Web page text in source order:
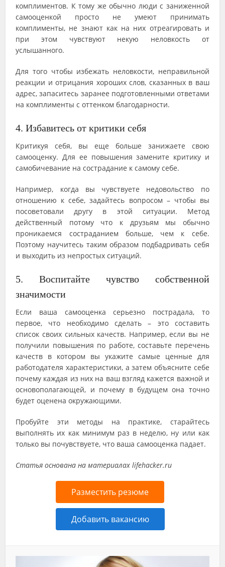
комплиментов. К тому же обычно люди с заниженной
самооценкой просто не умеют принимать
комплименты, не знают как на них отреагировать и
при этом чувствуют некую неловкость от
услышанного.
Для того чтобы избежать неловкости, неправильной
реакции и отрицания хороших слов, сказанных в ваш
адрес, запаситесь заранее подготовленными ответами
на комплименты с оттенком благодарности.
4. Избавитесь от критики себя
Критикуя себя, вы еще больше занижаете свою
самооценку. Для ее повышения замените критику и
самобичевание на сострадание к самому себе.
Например, когда вы чувствуете недовольство по
отношению к себе, задайтесь вопросом – чтобы вы
посоветовали другу в этой ситуации. Метод
действенный потому что к друзьям мы обычно
проникаемся состраданием больше, чем к себе.
Поэтому научитесь таким образом подбадривать себя
и выходить из непростых ситуаций.
5. Воспитайте чувство собственной
значимости
Если ваша самооценка серьезно пострадала, то
первое, что необходимо сделать – это составить
список своих сильных качеств. Например, если вы не
получили повышения по работе, составьте перечень
качеств в котором вы укажите самые ценные для
работодателя характеристики, а затем объясните себе
почему каждая из них на ваш взгляд кажется важной и
основополагающей, и почему в будущем она точно
будет оценена окружающими.
Пробуйте эти методы на практике, старайтесь
выполнять их как минимум раз в неделю, ну или как
только вы почувствуете, что ваша самооценка падает.
Статья основана на материалах lifehacker.ru
Разместить резюме
Добавить вакансию